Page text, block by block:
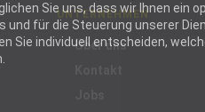
Sie uns, dass wir Ihnen
und für die Steuerung unserer
Sie individuell entscheiden,
UNTERNEHMEN
Über uns